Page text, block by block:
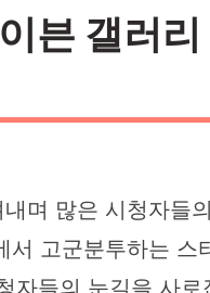
븐 갤러
며 많은 시청자들
고군분투하는 스
들의 눈길을 사로